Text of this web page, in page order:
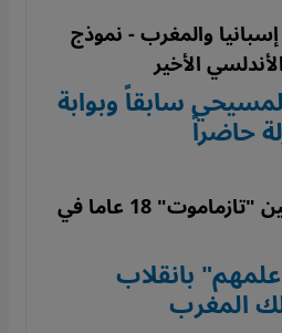
والمغرب - نموذج
الأخير
سابقاً وبوابة
حاضراً
مذكرات عزيز بنبين "تازماموت" 18 عاما في
بانقلاب
المغرب